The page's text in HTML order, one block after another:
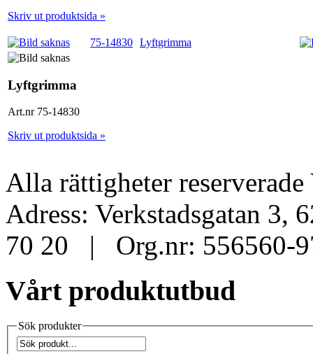
Skriv ut produktsida »
75-14830 Lyftgrimma
Lyftgrimma
Art.nr 75-14830
Skriv ut produktsida »
Alla rättigheter
Adress: Verkstadsgatan
70 20 | Org.nr: 556560-
Vårt produktutbud
Sök produkter